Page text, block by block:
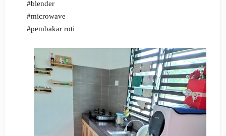
#blender
#microwave
#pembakar roti